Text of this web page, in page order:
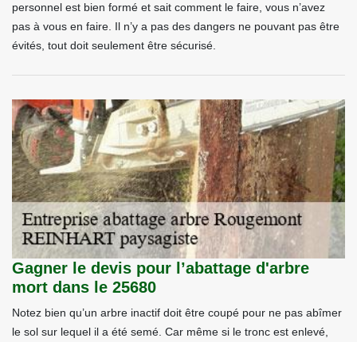
personnel est bien formé et sait comment le faire, vous n’avez
pas à vous en faire. Il n’y a pas des dangers ne pouvant pas être
évités, tout doit seulement être sécurisé.
Gagner le devis pour l’abattage d'arbre
mort dans le 25680
Notez bien qu’un arbre inactif doit être coupé pour ne pas abîmer
le sol sur lequel il a été semé. Car même si le tronc est enlevé,